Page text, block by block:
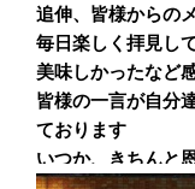
追伸、皆様からの
毎日楽しく拝見し
美味しかったなど
皆様の一言が自分
ております
いつか、きちんと